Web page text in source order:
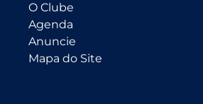
O Clube
Agenda
Anuncie
Mapa do Site